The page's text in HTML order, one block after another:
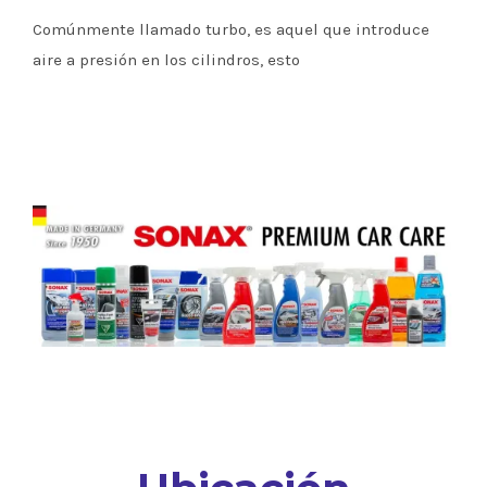
Comúnmente llamado turbo, es aquel que introduce
aire a presión en los cilindros, esto